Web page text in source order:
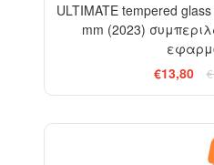
ULTIMATE tempered
mm (2023)
€13,80